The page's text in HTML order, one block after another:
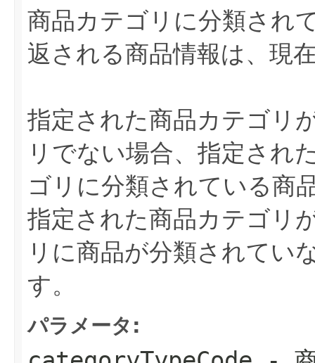
商品カテゴリに分類され
返される商品情報は、現
指定された商品カテゴリ
リでない場合、指定され
ゴリに分類されている商
指定された商品カテゴリ
リに商品が分類されてい
す。
パラメータ: